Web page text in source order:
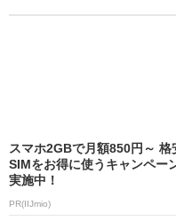
スマホ2GBで月額850円～ 格
SIMをお得に使うキャンペー
実施中！
PR(IIJmio)